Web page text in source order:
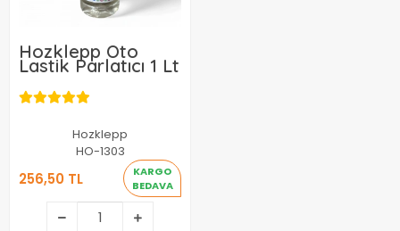
Hozklepp Oto
Lastik Parlatıcı 1 Lt
Hozklepp
HO-1303
256,50 TL
KARGO
BEDAVA
256,50 TL